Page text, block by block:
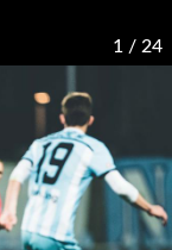
1 / 24